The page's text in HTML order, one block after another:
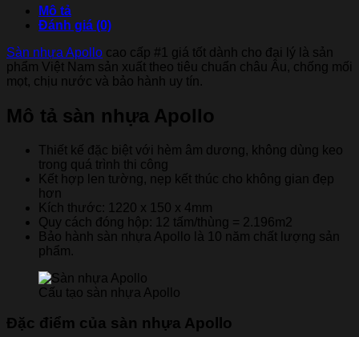
Mô tả
Đánh giá (0)
Sàn nhựa Apollo cao cấp #1 giá tốt dành cho đại lý là sản
phẩm Việt Nam sản xuất theo tiêu chuẩn châu Âu, chống mối
mọt, chịu nước và bảo hành uy tín.
Mô tả sàn nhựa Apollo
Thiết kế đặc biệt với hèm âm dương, không dùng keo
trong quá trình thi công
Kết hợp len tường, nẹp kết thúc cho không gian đẹp
hơn
Kích thước: 1220 x 150 x 4mm
Quy cách đóng hộp: 12 tấm/thùng = 2.196m2
Bảo hành sàn nhựa Apollo là 10 năm chất lượng sản
phẩm.
Cấu tạo sàn nhựa Apollo
Đặc điểm của sàn nhựa Apollo